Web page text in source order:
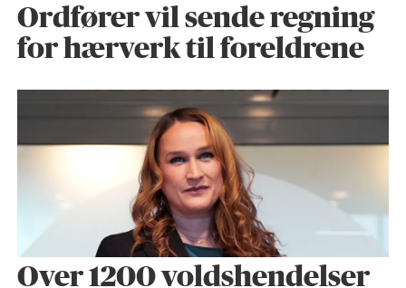
Ordfører vil sende regning
for hærverk til foreldrene
Over 1200 voldshendelser